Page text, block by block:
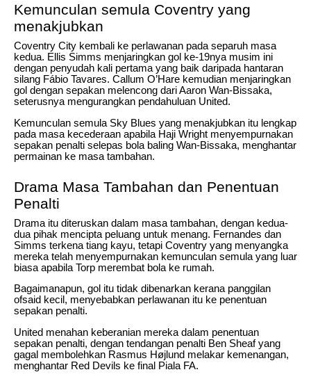
Kemunculan semula Coventry yang
menakjubkan
Coventry City kembali ke perlawanan pada separuh masa
kedua. Ellis Simms menjaringkan gol ke-19nya musim ini
dengan penyudah kali pertama yang baik daripada hantaran
silang Fábio Tavares. Callum O’Hare kemudian menjaringkan
gol dengan sepakan melencong dari Aaron Wan-Bissaka,
seterusnya mengurangkan pendahuluan United.
Kemunculan semula Sky Blues yang menakjubkan itu lengkap
pada masa kecederaan apabila Haji Wright menyempurnakan
sepakan penalti selepas bola baling Wan-Bissaka, menghantar
permainan ke masa tambahan.
Drama Masa Tambahan dan Penentuan
Penalti
Drama itu diteruskan dalam masa tambahan, dengan kedua-
dua pihak mencipta peluang untuk menang. Fernandes dan
Simms terkena tiang kayu, tetapi Coventry yang menyangka
mereka telah menyempurnakan kemunculan semula yang luar
biasa apabila Torp merembat bola ke rumah.
Bagaimanapun, gol itu tidak dibenarkan kerana panggilan
ofsaid kecil, menyebabkan perlawanan itu ke penentuan
sepakan penalti.
United menahan keberanian mereka dalam penentuan
sepakan penalti, dengan tendangan penalti Ben Sheaf yang
gagal membolehkan Rasmus Højlund melakar kemenangan,
menghantar Red Devils ke final Piala FA.